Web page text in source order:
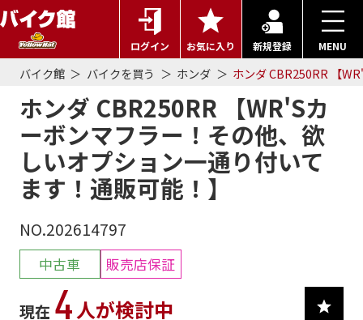
ログイン お気に入り 新規登録 MENU
バイク館 バイクを買う ホンダ ホンダ CBR250RR 【
ホンダ CBR250RR 【WR'Sカ
ーボンマフラー！その他、欲
しいオプション一通り付いて
ます！通販可能！】
NO.202614797
中古車 販売店保証
現在 人が検討中